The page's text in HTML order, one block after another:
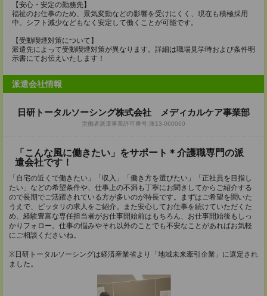
【安心・安定の勤務先】
福祉のお仕事のため、景気変動などの影響を受けにくく、現在も積極採用
中。シフト減少などもなく安定して働くことが可能です。
【受動喫煙対策について】
派遣先によって受動喫煙対策が異なります。詳細は職場見学時および条件明
示書にてお伝えいたします！
派遣会社情報
日研トータルソーシング株式会社 メディカルケア事業部
労働者派遣事業許可番号:派13-060060
「こんな風に働きたい」をサポート＊介護職専門の派
遣会社です！
「自宅の近くで働きたい」「収入」「働き方を選びたい」「正社員を目指し
たい」などの希望条件や、仕事上の不満も丁寧にお聞きしてからご紹介する
ので長期でご活躍されている方が多いのが特長です。まずはご希望を聞いた
うえで、ピッタリの求人をご紹介。また安心してお仕事を続けていただくた
め、経験豊富な専任担当者がお仕事開始前はもちろん、お仕事開始後もしっ
かりフォロー。仕事の悩みやそれ以外のことでも不安なことがあればお気軽
にご相談くださいね。
※日研トータルソーシングは経済産業省より「地域未来牽引企業」に選定され
ました。